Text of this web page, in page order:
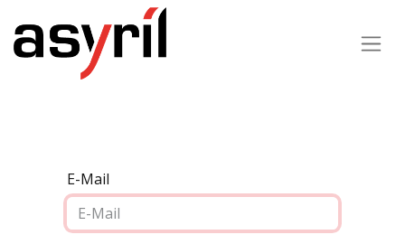
E-Mail